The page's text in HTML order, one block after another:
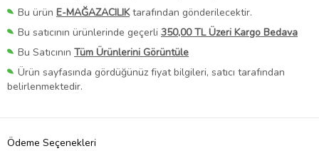
Bu ürün E-MAĞAZACILIKtarafından gönderilecektir.
Bu satıcının ürünlerinde geçerli 350,00 TL Üzeri Kargo Bedava
Bu Satıcının Tüm Ürünlerini Görüntüle
Ürün sayfasında gördüğünüz fiyat bilgileri, satıcı tarafından
belirlenmektedir.
Ödeme Seçenekleri